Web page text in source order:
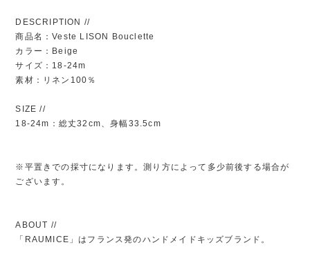
DESCRIPTION //
商品名：Veste LISON Bouclette
カラー：Beige
サイズ：18-24m
素材：リネン100％
SIZE //
18-24m：総丈32cm、身幅33.5cm
※平置きでの採寸になります。測り方によって多少前後する場合が
ございます。
ABOUT //
「RAUMICE」はフランス発のハンドメイドキッズブランド。